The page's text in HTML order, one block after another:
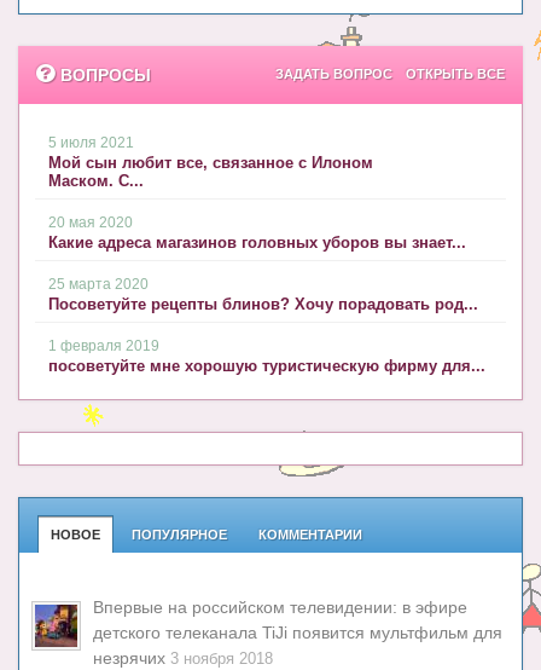
ВОПРОСЫ ОТКРЫТЬ ВСЕ
ЗАДАТЬ ВОПРОС
5 июля 2021
Мой сын любит все, связанное с Илоном
Маском. С...
20 мая 2020
Какие адреса магазинов головных уборов вы знает...
25 марта 2020
Посоветуйте рецепты блинов? Хочу порадовать род...
1 февраля 2019
посоветуйте мне хорошую туристическую фирму для...
НОВОЕ ПОПУЛЯРНОЕ КОММЕНТАРИИ
Впервые на российском телевидении: в эфире
детского телеканала TiJi появится мультфильм для
незрячих 3 ноября 2018